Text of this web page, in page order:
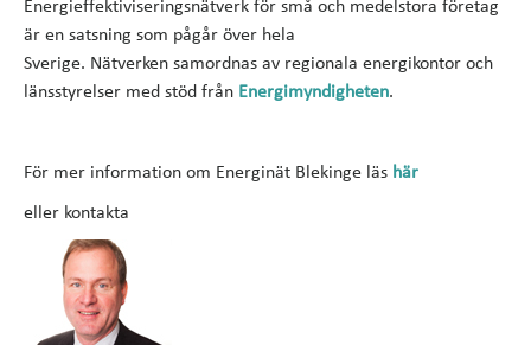
Energieffektiviseringsnätverk för små och medelstora företag
är en satsning som pågår över hela
Sverige. Nätverken samordnas av regionala energikontor och
länsstyrelser med stöd från Energimyndigheten.
För mer information om Energinät Blekinge läs här
eller kontakta